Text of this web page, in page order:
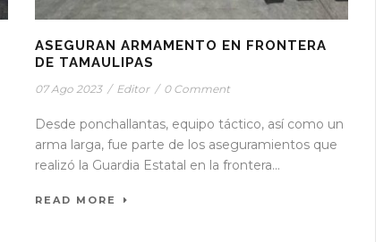
ASEGURAN ARMAMENTO EN FRONTERA
DE TAMAULIPAS
07 Ago 2023 / Editor / 0 Comment
Desde ponchallantas, equipo táctico, así como un
arma larga, fue parte de los aseguramientos que
realizó la Guardia Estatal en la frontera...
READ MORE